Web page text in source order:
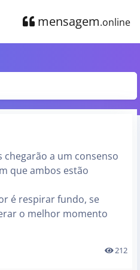
mensagem.online
a um consenso
que ambos estão
é respirar fundo, se
o melhor momento
212